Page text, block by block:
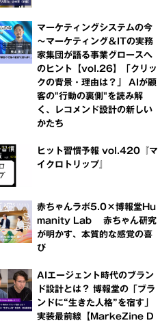
マーケティングシステムの今
～マーケティング＆ITの実務
家集団が語る事業グロースへ
のヒント【vol.26】「クリッ
クの背景・理由は？」 AIが顧
客の"行動の裏側"を読み解
く、レコメンド設計の新しい
かたち
ヒット習慣予報 vol.420『マ
イクロトリップ』
赤ちゃんラボ5.0×博報堂Hu
manity Lab 赤ちゃん研究
が明かす、本質的な感覚の喜
び
AIエージェント時代のブラン
ド設計とは？ 博報堂の「ブラ
ンドに“生きた人格”を宿す」
実装最前線【MarkeZine D